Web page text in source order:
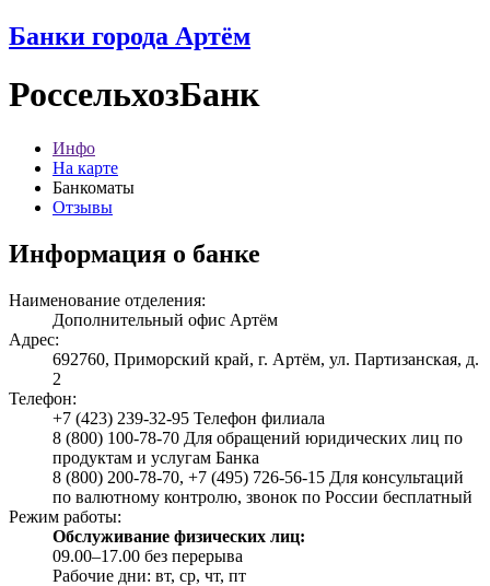
Банки города Артём
РоссельхозБанк
Инфо
На карте
Банкоматы
Отзывы
Информация о банке
Наименование отделения:
Дополнительный офис Артём
Адрес:
692760, Приморский край, г. Артём, ул. Партизанская, д.
2
Телефон:
+7 (423) 239-32-95 Телефон филиала
8 (800) 100-78-70 Для обращений юридических лиц по
продуктам и услугам Банка
8 (800) 200-78-70, +7 (495) 726-56-15 Для консультаций
по валютному контролю, звонок по России бесплатный
Режим работы:
Обслуживание физических лиц:
09.00–17.00 без перерыва
Рабочие дни: вт, ср, чт, пт